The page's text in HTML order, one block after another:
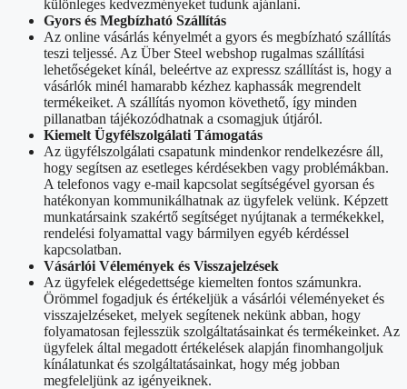
különleges kedvezményeket tudunk ajánlani.
Gyors és Megbízható Szállítás
Az online vásárlás kényelmét a gyors és megbízható szállítás
teszi teljessé. Az Über Steel webshop rugalmas szállítási
lehetőségeket kínál, beleértve az expressz szállítást is, hogy a
vásárlók minél hamarabb kézhez kaphassák megrendelt
termékeiket. A szállítás nyomon követhető, így minden
pillanatban tájékozódhatnak a csomagjuk útjáról.
Kiemelt Ügyfélszolgálati Támogatás
Az ügyfélszolgálati csapatunk mindenkor rendelkezésre áll,
hogy segítsen az esetleges kérdésekben vagy problémákban.
A telefonos vagy e-mail kapcsolat segítségével gyorsan és
hatékonyan kommunikálhatnak az ügyfelek velünk. Képzett
munkatársaink szakértő segítséget nyújtanak a termékekkel,
rendelési folyamattal vagy bármilyen egyéb kérdéssel
kapcsolatban.
Vásárlói Vélemények és Visszajelzések
Az ügyfelek elégedettsége kiemelten fontos számunkra.
Örömmel fogadjuk és értékeljük a vásárlói véleményeket és
visszajelzéseket, melyek segítenek nekünk abban, hogy
folyamatosan fejlesszük szolgáltatásainkat és termékeinket. Az
ügyfelek által megadott értékelések alapján finomhangoljuk
kínálatunkat és szolgáltatásainkat, hogy még jobban
megfeleljünk az igényeiknek.